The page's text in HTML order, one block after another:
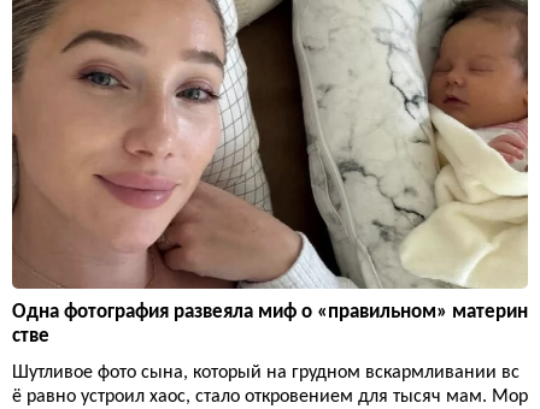
Одна фотография развеяла миф о «правильном» материн
стве
Шутливое фото сына, который на грудном вскармливании вс
ё равно устроил хаос, стало откровением для тысяч мам. Мор